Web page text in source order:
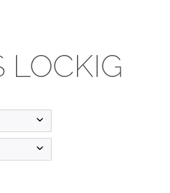
LOCKIG